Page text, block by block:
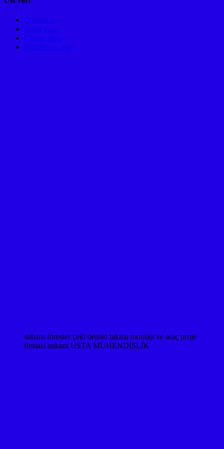
Oturum aç
Kayıt akışı
Yorum akışı
WordPress.org
subaru forester çeki demiri takma montajı ve araç proje
firması ankara USTA MÜHENDİSLİK